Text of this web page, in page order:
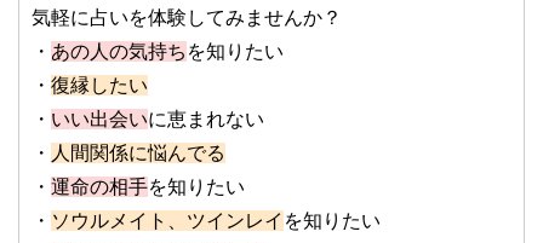
気軽に占いを体験してみませんか？
・ あの人の気持ち を知りたい
・ 復縁したい
・ いい出会いに恵まれない
・ 人間関係に悩んでる
・ 運命の相手を知りたい
・ ソウルメイト、ツインレイ を知りたい